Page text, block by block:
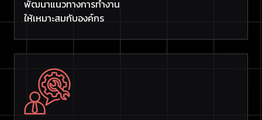
พัฒนาแนวทางการทำงาน
ให้เหมาะสมกับองค์กร